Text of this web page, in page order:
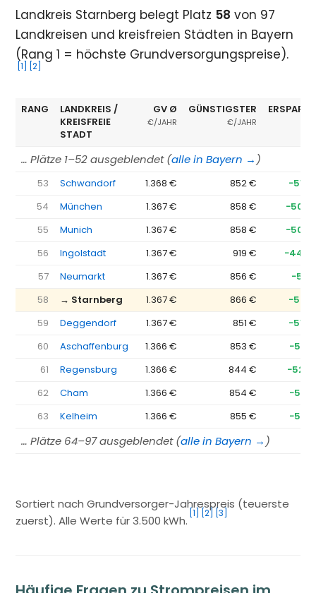
Landkreis Starnberg belegt Platz 58 von 97
Landkreisen und kreisfreien Städten in Bayern
(Rang 1 = höchste Grundversorgungspreise).
[1] [2]
RANG
LANDKREIS /
KREISFREIE
STADT
GV Ø
€/JAHR
GÜNSTIGSTER
€/JAHR
… Plätze 1–52 ausgeblendet (alle in Bayern → )
53 Schwandorf 1.368 € 852 €
−516
54
München 1.367 € 858 €
−509
55
Munich 1.367 € 858 €
−509
56
Ingolstadt 1.367 € 919 €
−449
57
Neumarkt 1.367 € 856 €
−511
58
→ Starnberg 1.367 € 866 €
−501
59
Deggendorf 1.367 € 851 €
−515
60
Aschaffenburg 1.366 € 853 €
−513
61
Regensburg 1.366 € 844 €
−522
62
Cham 1.366 € 854 €
−512
63
Kelheim 1.366 € 855 € −512
… Plätze 64–97 ausgeblendet (alle in Bayern → )
Sortiert nach Grundversorger-Jahrespreis (teuerste
zuerst). Alle Werte für 3.500 kWh.
[1] [2] [3]